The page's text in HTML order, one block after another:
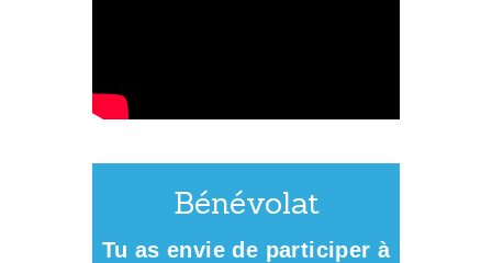
Bénévolat
Tu as envie de participer à